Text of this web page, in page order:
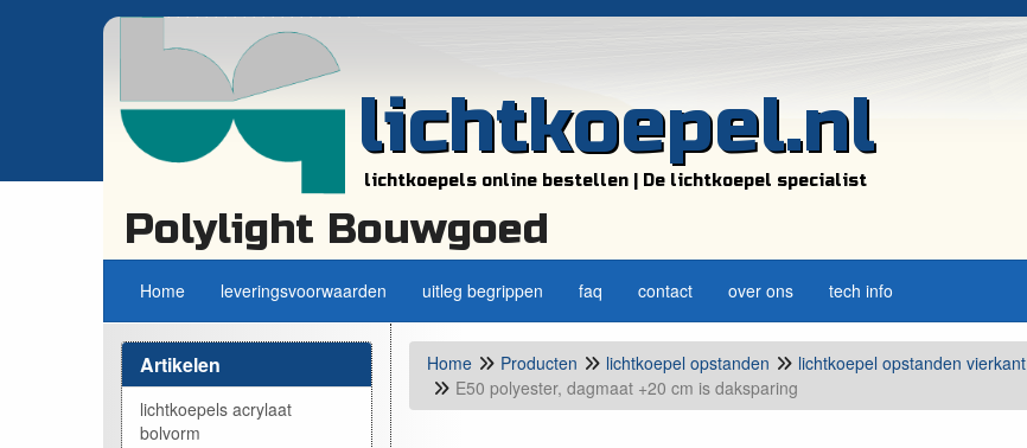
lichtkoepel.nl
lichtkoepels online bestellen | De lichtkoepel specialist
Polylight Bouwgoed
Home leveringsvoorwaarden uitleg begrippen faq contact over ons tech info
Artikelen
lichtkoepels acrylaat
bolvorm
Home Producten lichtkoepel opstanden lichtkoepel opstanden vierkant
E50 polyester, dagmaat +20 cm is daksparing